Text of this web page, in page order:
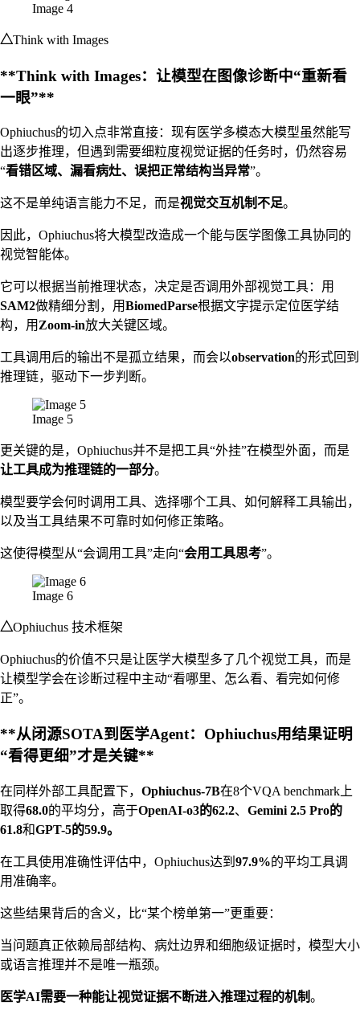
Image 4
△Think with Images
**Think with Images：让模型在图像诊断中“重新看
一眼”**
Ophiuchus的切入点非常直接：现有医学多模态大模型虽然能写
出逐步推理，但遇到需要细粒度视觉证据的任务时，仍然容易
“看错区域、漏看病灶、误把正常结构当异常”。
这不是单纯语言能力不足，而是视觉交互机制不足。
因此，Ophiuchus将大模型改造成一个能与医学图像工具协同的
视觉智能体。
它可以根据当前推理状态，决定是否调用外部视觉工具：用
SAM2做精细分割，用BiomedParse根据文字提示定位医学结
构，用 Zoom-in放大关键区域。
工具调用后的输出不是孤立结果，而会以observation的形式回到
推理链，驱动下一步判断。
Image 5
更关键的是，Ophiuchus并不是把工具“外挂”在模型外面，而是
让工具成为推理链的一部分。
模型要学会何时调用工具、选择哪个工具、如何解释工具输出，
以及当工具结果不可靠时如何修正策略。
这使得模型从“会调用工具”走向“会用工具思考”。
Image 6
△Ophiuchus 技术框架
Ophiuchus的价值不只是让医学大模型多了几个视觉工具，而是
让模型学会在诊断过程中主动“看哪里、怎么看、看完如何修
正”。
**从闭源SOTA到医学Agent：Ophiuchus用结果证明
“看得更细”才是关键**
在同样外部工具配置下， Ophiuchus-7B在8个VQA benchmark上
取得68.0的平均分，高于OpenAI-o3的62.2、 Gemini 2.5 Pro的
61.8和GPT-5的59.9。
在工具使用准确性评估中，Ophiuchus达到 97.9%的平均工具调
用准确率。
这些结果背后的含义，比“某个榜单第一”更重要：
当问题真正依赖局部结构、病灶边界和细胞级证据时，模型大小
或语言推理并不是唯一瓶颈。
医学AI需要一种能让视觉证据不断进入推理过程的机制。